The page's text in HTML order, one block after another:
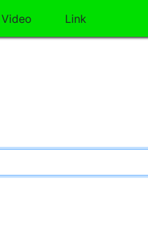
Video Link